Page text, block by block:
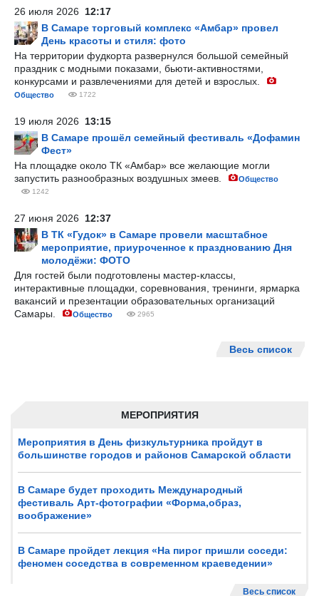
МЕРОПРИЯТИЯ
Мероприятия в День физкультурника пройдут в
большинстве городов и районов Самарской области
В Самаре будет проходить Международный
фестиваль Арт-фотографии «Форма,образ,
воображение»
В Самаре пройдет лекция «На пирог пришли соседи:
феномен соседства в современном краеведении»
Весь список
26 июля 2026 12:17
В Самаре торговый комплекс «Амбар» провел
День красоты и стиля: фото
На территории фудкорта развернулся большой семейный
праздник с модными показами, бьюти-активностями,
конкурсами и развлечениями для детей и взрослых.
Общество 1722
19 июля 2026 13:15
В Самаре прошёл семейный фестиваль «Дофамин
Фест»
На площадке около ТК «Амбар» все желающие могли
запустить разнообразных воздушных змеев.
Общество
1242
27 июня 2026 12:37
В ТК «Гудок» в Самаре провели масштабное
мероприятие, приуроченное к празднованию Дня
молодёжи: ФОТО
Для гостей были подготовлены мастер-классы,
интерактивные площадки, соревнования, тренинги, ярмарка
вакансий и презентации образовательных организаций
Самары.
Общество 2965
Весь список